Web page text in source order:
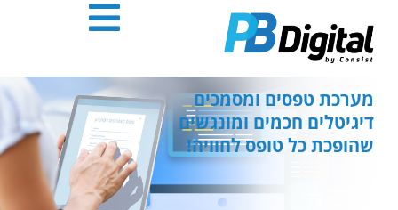
אנטר
מערכת טפסים ומסמכים
דיגיטלים חכמים ומונגשים
שהופכת כל טופס לחוויה!